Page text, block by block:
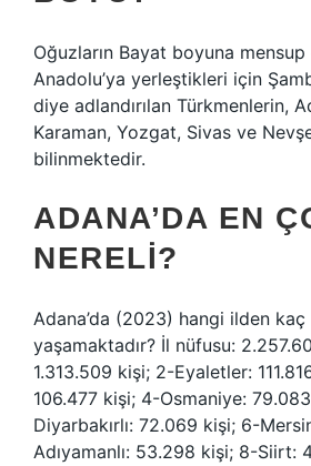
Oğuzların Bayat boyuna mensup
Anadolu’ya yerleştikleri için
diye adlandırılan Türkmenlerin,
Karaman, Yozgat, Sivas ve
bilinmektedir.
ADANA’DA EN
NERELI?
Adana’da (2023) hangi ilden kaç
yaşamaktadır? İl nüfusu:
1.313.509 kişi; 2-Eyaletler:
106.477 kişi; 4-Osmaniye:
Diyarbakırlı: 72.069 kişi; 6-
Adıyamanlı: 53.298 kişi; 8-Siirt: